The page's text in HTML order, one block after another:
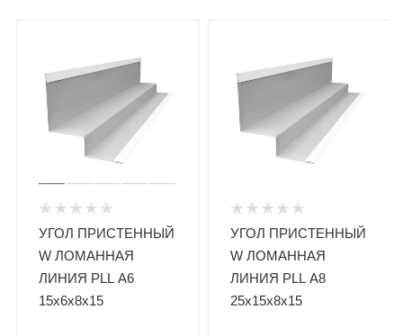
УГОЛ ПРИСТЕННЫЙ
W ЛОМАННАЯ
ЛИНИЯ PLL А6
15х6х8х15
УГОЛ ПРИСТЕННЫЙ
W ЛОМАННАЯ
ЛИНИЯ PLL А8
25х15х8х15